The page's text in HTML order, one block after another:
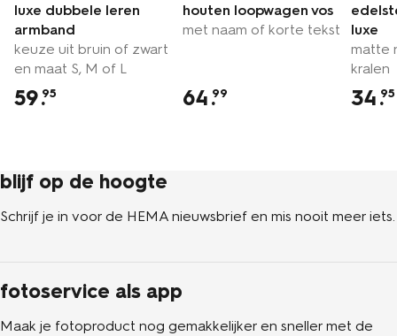
luxe dubbele leren
armband
keuze uit bruin of zwart
en maat S, M of L
59.95
houten loopwagen vos
met naam of korte tekst
64.99
luxe
matte
kralen
34.95
blijf op de hoogte
Schrijf je in voor de HEMA nieuwsbrief en mis nooit meer iets.
fotoservice als app
Maak je fotoproduct nog gemakkelijker en sneller met de